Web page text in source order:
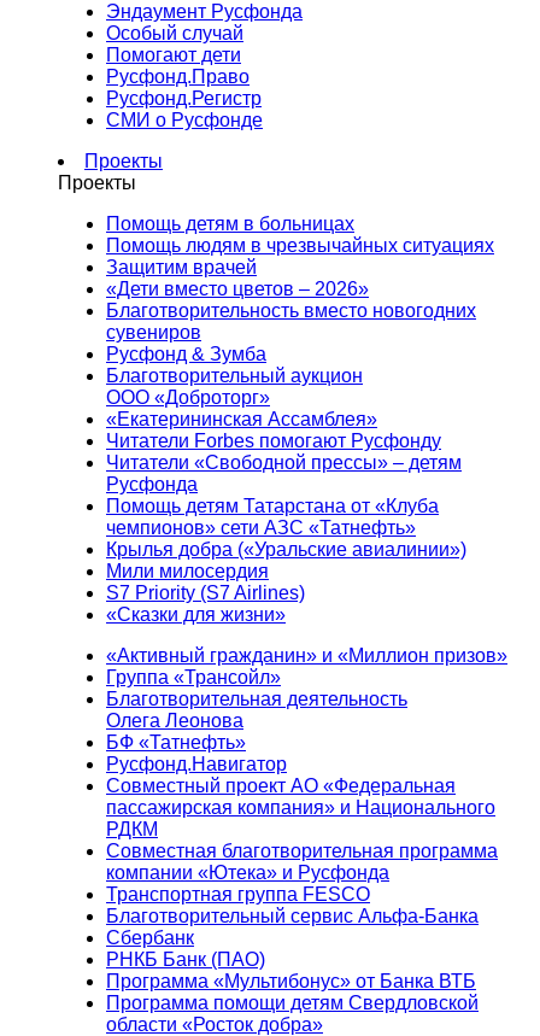
Эндаумент Русфонда
Особый случай
Помогают дети
Русфонд.Право
Русфонд.Регистр
СМИ о Русфонде
Проекты
Проекты
Помощь детям в больницах
Помощь людям в чрезвычайных ситуациях
Защитим врачей
«Дети вместо цветов – 2026»
Благотворительность вместо новогодних
сувениров
Русфонд & Зумба
Благотворительный аукцион
ООО «Доброторг»
«Екатерининская Ассамблея»
Читатели Forbes помогают Русфонду
Читатели «Свободной прессы» – детям
Русфонда
Помощь детям Татарстана от «Клуба
чемпионов» сети АЗС «Татнефть»
Крылья добра («Уральские авиалинии»)
Мили милосердия
S7 Priority (S7 Airlines)
«Сказки для жизни»
«Активный гражданин» и «Миллион призов»
Группа «Трансойл»
Благотворительная деятельность
Олега Леонова
БФ «Татнефть»
Русфонд.Навигатор
Совместный проект АО «Федеральная
пассажирская компания» и Национального
РДКМ
Совместная благотворительная программа
компании «Ютека» и Русфонда
Транспортная группа FESCO
Благотворительный сервис Альфа-Банка
Сбербанк
РНКБ Банк (ПАО)
Программа «Мультибонус» от Банка ВТБ
Программа помощи детям Свердловской
области «Росток добра»